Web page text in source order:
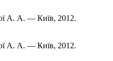
А. А. — Київ, 2012.
А. А. — Київ, 2012.